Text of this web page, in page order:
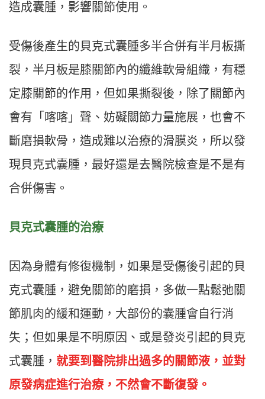
造成囊腫，影響關節使用。
受傷後產生的貝克式囊腫多半合併有半月板撕
裂，半月板是膝關節內的纖維軟骨組織，有穩
定膝關節的作用，但如果撕裂後，除了關節內
會有「喀喀」聲、妨礙關節力量施展，也會不
斷磨損軟骨，造成難以治療的滑膜炎，所以發
現貝克式囊腫，最好還是去醫院檢查是不是有
合併傷害。
貝克式囊腫的治療
因為身體有修復機制，如果是受傷後引起的貝
克式囊腫，避免關節的磨損，多做一點鬆弛關
節肌肉的緩和運動，大部份的囊腫會自行消
失；但如果是不明原因、或是發炎引起的貝克
式囊腫， 就要到醫院排出過多的關節液，並對
原發病症進行治療，不然會不斷復發。